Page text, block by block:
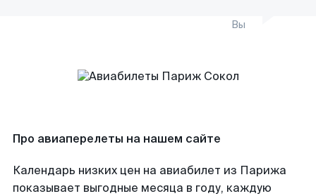
Вы
Про авиаперелеты на нашем сайте
Календарь низких цен на авиабилет из Парижа
показывает выгодные месяца в году, каждую